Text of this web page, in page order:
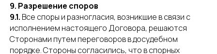
9. Разрешение споров
9.1. Все споры и разногласия, возникшие в связи с
исполнением настоящего Договора, решаются
Сторонами путем переговоров в досудебном
порядке. Стороны согласились, что в спорных